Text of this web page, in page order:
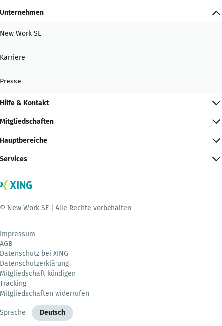
Unternehmen
New Work SE
Karriere
Presse
Hilfe & Kontakt
Mitgliedschaften
Hauptbereiche
Services
© New Work SE | Alle Rechte vorbehalten
Impressum
AGB
Datenschutz bei XING
Datenschutzerklärung
Mitgliedschaft kündigen
Tracking
Mitgliedschaften widerrufen
Sprache Deutsch